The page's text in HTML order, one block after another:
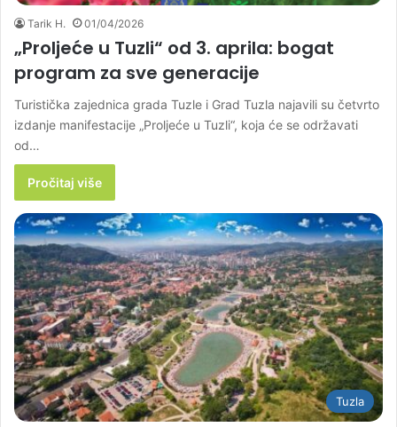
Tarik H. 01/04/2026
„Proljeće u Tuzli“ od 3. aprila: bogat
program za sve generacije
Turistička zajednica grada Tuzle i Grad Tuzla najavili su četvrto
izdanje manifestacije „Proljeće u Tuzli“, koja će se održavati
od…
Pročitaj više
Tuzla